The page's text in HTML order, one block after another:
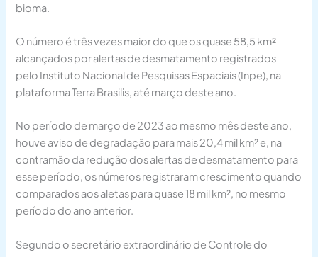
bioma.
O número é três vezes maior do que os quase 58,5 km²
alcançados por alertas de desmatamento registrados
pelo Instituto Nacional de Pesquisas Espaciais (Inpe), na
plataforma Terra Brasilis, até março deste ano.
No período de março de 2023 ao mesmo mês deste ano,
houve aviso de degradação para mais 20,4 mil km² e, na
contramão da redução dos alertas de desmatamento para
esse período, os números registraram crescimento quando
comparados aos aletas para quase 18 mil km², no mesmo
período do ano anterior.
Segundo o secretário extraordinário de Controle do